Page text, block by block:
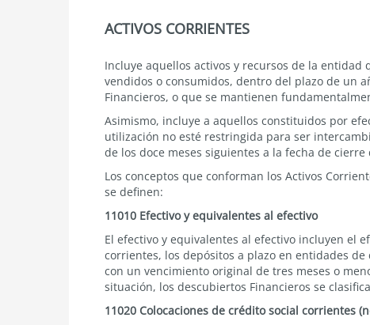
ACTIVOS CORRIENTES
Incluye aquellos activos y recursos de la entidad
vendidos o consumidos, dentro del plazo de un
Financieros, o que se mantienen
Asimismo, incluye a aquellos constituidos por
utilización no esté restringida para ser
de los doce meses siguientes a la fecha de
Los conceptos que conforman los Activos
se definen:
11010 Efectivo y equivalentes al efectivo
El efectivo y equivalentes al efectivo incluyen el
corrientes, los depósitos a plazo en entidades
con un vencimiento original de tres meses o
situación, los descubiertos Financieros se
11020 Colocaciones de crédito social corrientes